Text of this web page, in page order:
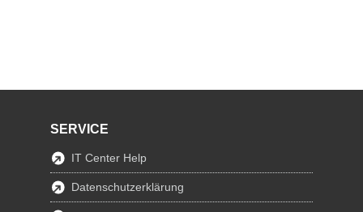
SERVICE
IT Center Help
Datenschutzerklärung